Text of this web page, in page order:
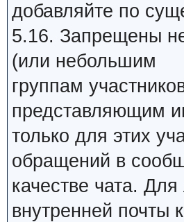
добавляйте по
5.16. Запрещены
(или небольшим
группам
представляющим
только для этих
обращений в
качестве чата.
внутренней